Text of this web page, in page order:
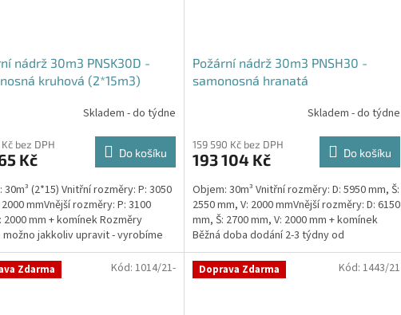
nádrž 30m3 PNSK30D -
kruhová (2*15m3)
Skladem - do týdne
bez DPH
Kč Do košíku
30m³ (2*15) Vnitřní rozměry: P: 3050
mmVnější rozměry: P: 3100
2000 mm + komínek Rozměry
možno jakkoliv upravit - vyrobíme
Požární nádrž 30m3 PNSH30 -
samonosná hranatá
Skladem - do týdne
159 590 Kč bez DPH
193 104 Kč Do košíku
Objem: 30m³ Vnitřní rozměry: D: 5950 mm, Š:
2550 mm, V: 2000 mmVnější rozměry: D: 6150
mm, Š: 2700 mm, V: 2000 mm + komínek
Běžná doba dodání 2-3 týdny od
objednávky. Rozměry...
Zdarma Kód: 1014/21- Doprava Zdarma Kód: 1443/21